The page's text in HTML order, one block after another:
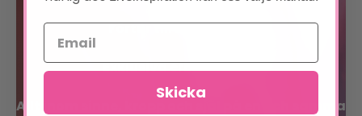
Förtur till boknyheter
Exklusiva erbjudanden
Allt inom sinne, kropp och själ på en och samma
Skicka